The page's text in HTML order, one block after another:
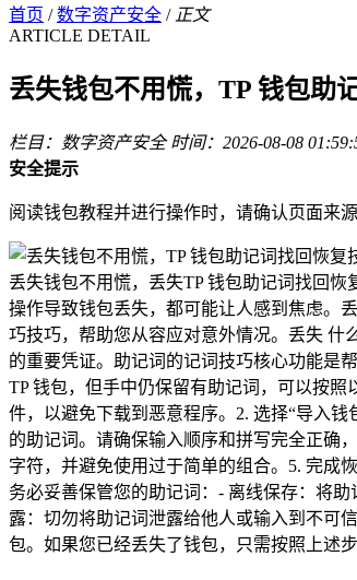
首页 / 数字资产安全 / 正文
ARTICLE DETAIL
丢失钱包不用慌，TP 钱包助
栏目：数字资产安全 时间：2026-08-08
安全提示
阅读钱包教程并进行操作时，请确认页面来
丢失钱包不用慌，丢失TP 钱包助记词找回
操作导致钱包丢失，都可能让人感到焦虑。
巧技巧，帮助您从容应对意外情况。丢失 什
的重要凭证。助记词的记词技巧核心功能是
TP 钱包，但手中仍保留有助记词，可以按
件，以避免下载到恶意程序。2. 选择“导入
的助记词。请确保输入顺序和拼写完全正确
字符，并避免使用过于简单的组合。5. 完成
务必妥善保管您的助记词：- 离线保存：将
露：切勿将助记词泄露给他人或输入到不可
包。如果您已经丢失了钱包，只需按照上述